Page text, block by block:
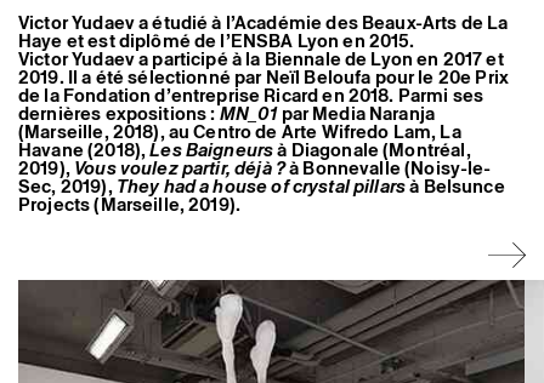
Victor Yudaev a étudié à l’Académie des Beaux-Arts de La
Haye et est diplômé de l’ENSBA Lyon en 2015.
Victor Yudaev a participé à la Biennale de Lyon en 2017 et
2019. Il a été sélectionné par Neïl Beloufa pour le 20e Prix
de la Fondation d’entreprise Ricard en 2018. Parmi ses
dernières expositions :MN_01par Media Naranja
(Marseille, 2018), au Centro de Arte Wifredo Lam, La
Havane (2018),Les Baigneursà Diagonale (Montréal,
2019),Vous voulez partir, déjà ?à Bonnevalle (Noisy-le-
Sec, 2019),They had a house of crystal pillarsà Belsunce
Projects (Marseille, 2019).